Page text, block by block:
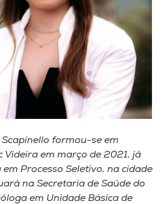
formou-se em
Videira em março de 2021, já
Processo Seletivo, na cidade
na Secretaria de Saúde do
em Unidade Básica de